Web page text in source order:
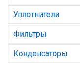
Уплотнители
Фильтры
Конденсаторы